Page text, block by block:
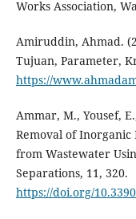
Works Association,
Amiruddin, Ahmad.
Tujuan, Parameter,
https://
Ammar, M., Yousef,
Removal of
from Wastewater
Separations, 11, 320.
https://doi.org/